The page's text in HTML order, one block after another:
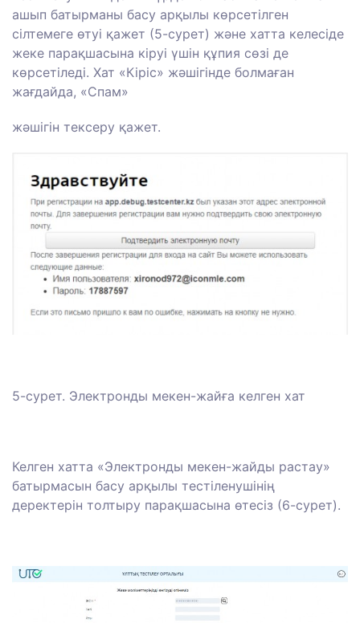
ашып батырманы басу арқылы көрсетілген
сілтемеге өтуі қажет (5-сурет) және хатта келесіде
жеке парақшасына кіруі үшін құпия сөзі де
көрсетіледі. Хат «Кіріс» жәшігінде болмаған
жағдайда, «Спам»
жәшігін тексеру қажет.
5-сурет. Электронды мекен-жайға келген хат
Келген хатта «Электронды мекен-жайды растау»
батырмасын басу арқылы тестіленушінің
деректерін толтыру парақшасына өтесіз (6-сурет).